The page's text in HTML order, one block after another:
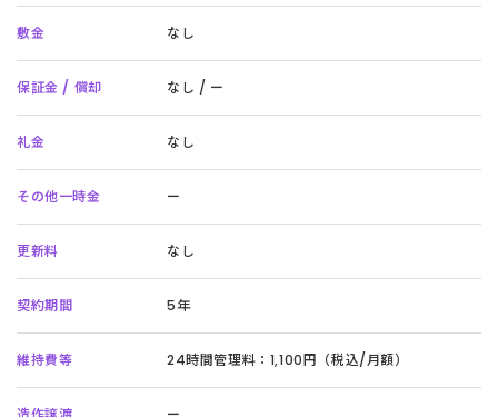
敷金 なし
保証金 / 償却 なし / ー
礼金 なし
その他一時金 ー
更新料 なし
契約期間 5年
維持費等 24時間管理料：1,100円（税込/月額）